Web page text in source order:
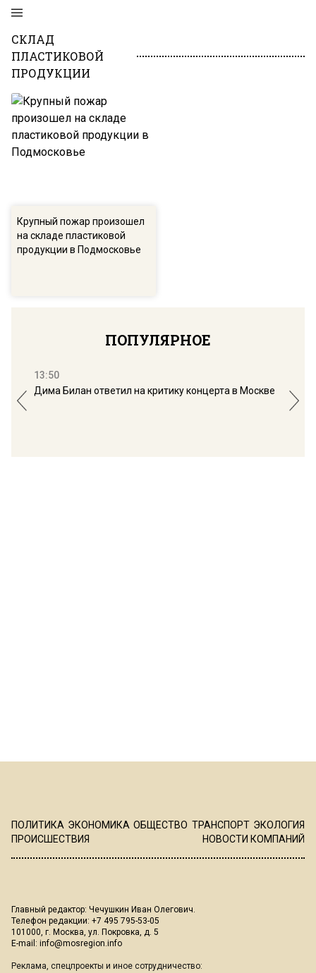
СКЛАД
ПЛАСТИКОВОЙ
ПРОДУКЦИИ
Крупный пожар произошел
на складе пластиковой
продукции в Подмосковье
ПОПУЛЯРНОЕ
13:50
Дима Билан ответил на критику концерта в Москве
ПОЛИТИКА ЭКОНОМИКА ОБЩЕСТВО ТРАНСПОРТ ЭКОЛОГИЯ
ПРОИСШЕСТВИЯ
НОВОСТИ КОМПАНИЙ
Главный редактор: Чечушкин Иван Олегович.
Телефон редакции: +7 495 795-53-05
101000, г. Москва, ул. Покровка, д. 5
E-mail: info@mosregion.info
Реклама, спецпроекты и иное сотрудничество: